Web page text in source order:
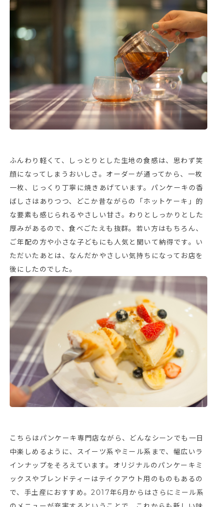
ふんわり軽くて、しっとりとした生地の食感は、思わず笑
顔になってしまうおいしさ。オーダーが通ってから、一枚
一枚、じっくり丁寧に焼きあげています。パンケーキの香
ばしさはありつつ、どこか昔ながらの「ホットケーキ」的
な要素も感じられるやさしい甘さ。わりとしっかりとした
厚みがあるので、食べごたえも抜群。若い方はもちろん、
ご年配の方や小さな子どもにも人気と聞いて納得です。い
ただいたあとは、なんだかやさしい気持ちになってお店を
後にしたのでした。
こちらはパンケーキ専門店ながら、どんなシーンでも一日
中楽しめるように、スイーツ系やミール系まで、幅広いラ
インナップをそろえています。オリジナルのパンケーキミ
ックスやブレンドティーはテイクアウト用のものもあるの
で、手土産におすすめ。2017年6月からはさらにミール系